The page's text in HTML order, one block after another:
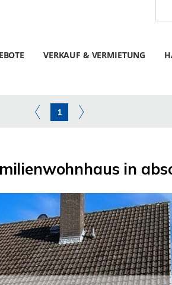
VERKAUF & VERMIETUNG
1
in